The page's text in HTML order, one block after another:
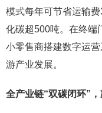
模式每年可节省运输
化碳超500吨。在终端
小零售商搭建数字运
游产业发展。
全产业链“双碳闭环”